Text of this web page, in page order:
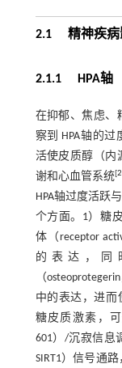
2.1 精神疾病
2.1.1 HPA轴
在抑郁、焦虑、
察到 HPA轴的过
活使皮质醇（内
谢和心血管系统[
HPA轴过度活跃
个方面。1）糖
体（receptor
的表达，同
（
中的表达，进而
糖皮质激素，可
601）/沉寂信息
SIRT1）信号通